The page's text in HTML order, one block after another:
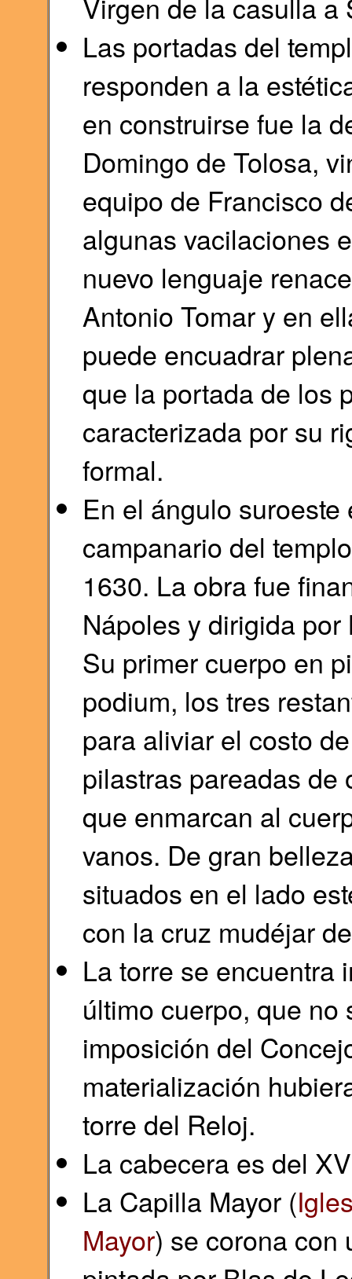
Las portadas del
responden a la
en construirse fue la
Domingo de Tolosa,
equipo de Francisco
algunas vacilaciones
nuevo lenguaje
Antonio Tomar y en
puede encuadrar
que la portada de los
caracterizada por su
formal.
En el ángulo
campanario del
1630. La obra fue
Nápoles y dirigida
Su primer cuerpo en
podium, los tres
para aliviar el costo
pilastras pareadas de
que enmarcan al
vanos. De gran
situados en el lado
con la cruz mudéjar
La torre se encuentra
último cuerpo, que
imposición del
materialización
torre del Reloj.
La cabecera es del
La Capilla Mayor (
Mayor) se corona con